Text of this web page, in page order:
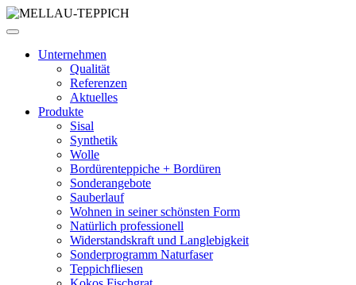
Unternehmen
Qualität
Referenzen
Aktuelles
Produkte
Sisal
Synthetik
Wolle
Bordürenteppiche + Bordüren
Sonderangebote
Sauberlauf
Wohnen in seiner schönsten Form
Natürlich professionell
Widerstandskraft und Langlebigkeit
Sonderprogramm Naturfaser
Teppichfliesen